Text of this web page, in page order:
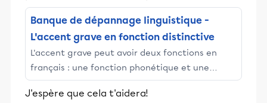
Banque de dépannage linguistique -
L'accent grave en fonction distinctive
L'accent grave peut avoir deux fonctions en
français : une fonction phonétique et une
fonction distinctive. Il peut donc soit préciser la
prononciation du e, soit distinguer des
J'espère que cela t'aidera!